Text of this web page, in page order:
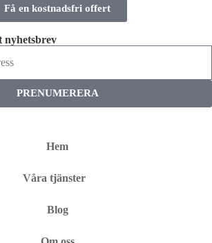
Få en kostnadsfri offert
nyhetsbrev
PRENUMERERA
Hem
Våra tjänster
Blog